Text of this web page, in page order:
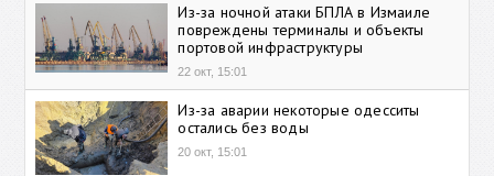
Из-за ночной атаки БПЛА в Измаиле
повреждены терминалы и объекты
портовой инфраструктуры
22 окт, 15:01
Из-за аварии некоторые одесситы
остались без воды
20 окт, 15:01